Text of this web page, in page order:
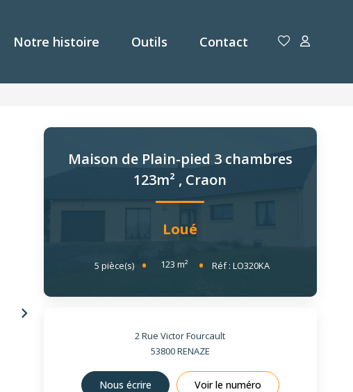
Notre histoire Outils Contact
Maison de Plain-pied 3 chambres
123m² , Craon
Loué
5pièce(s) 123m² Réf :LO320KA
2 Rue Victor Fourcault
53800RENAZE
Nous écrire Voir le numéro